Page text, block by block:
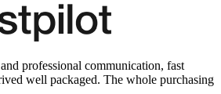
professional communication, fast
well packaged. The whole purchasing